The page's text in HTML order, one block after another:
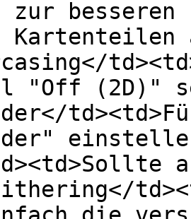
zur
"Off (2D)"